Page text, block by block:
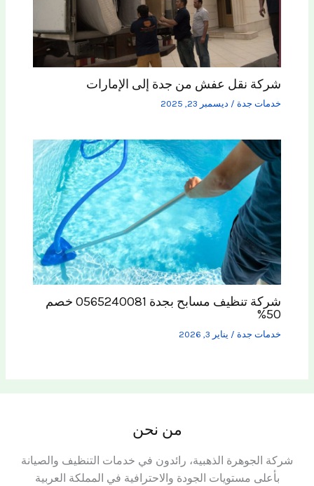
شركة نقل عفش من جدة إلى الإمارات
خدمات جدة / ديسمبر 23, 2025
شركة تنظيف مسابح بجدة 0565240081 خصم
50%
خدمات جدة / يناير 3, 2026
من نحن
شركة الجوهرة الذهبية، رائدون في خدمات التنظيف والصيانة
بأعلى مستويات الجودة والاحترافية في المملكة العربية